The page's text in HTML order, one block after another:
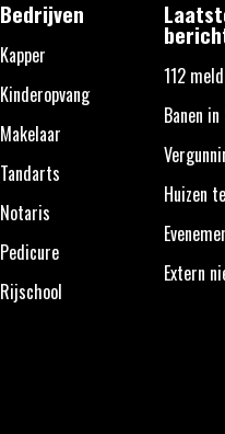
Bedrijven
Kapper
Kinderopvang
Makelaar
Tandarts
Notaris
Pedicure
Rijschool
112
Banen
Huizen
Extern